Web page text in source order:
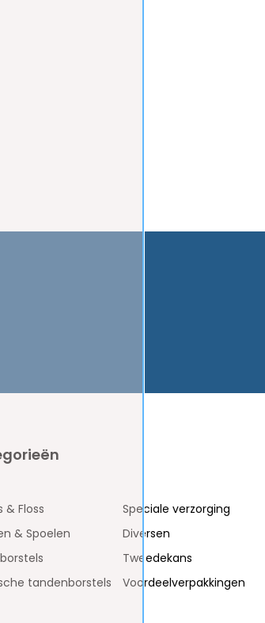
& Floss
& Spoelen
tandenborstels
Speciale verzorging
Diversen
Tweedekans
Voordeelverpakkingen